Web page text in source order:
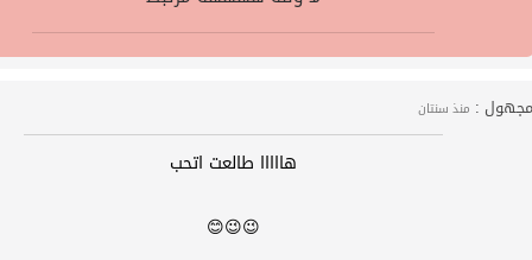
مجهول : منذ سنتان
هااااا طالعت اتحب
😉😉😊